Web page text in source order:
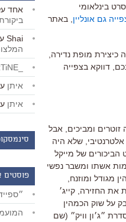
בינלאומי
גם אונליין באתר
מופת נדירה,
דווקא בצפייה
ומביכים
אבל
אלטרנטיבי שלא היה
הביכורים של מייקל
אשתו ומשבר נפשי
מגודל ומוזנח
את החזירה קייג׳
על שוק הכמהין
״ג׳ון וויק״ (שם
אחד
Shai
איתן
איתן
פוסטים